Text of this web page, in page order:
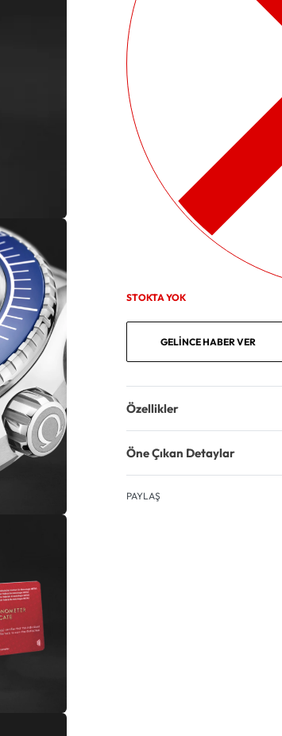
STOKTA YOK
GELINCE HABER VER
Özellikler
Öne Çıkan Detaylar
PAYLAŞ